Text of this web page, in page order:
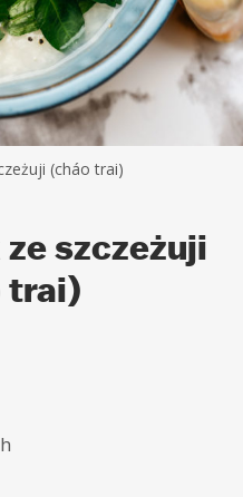
(cháo trai)
szczeżuji
trai)